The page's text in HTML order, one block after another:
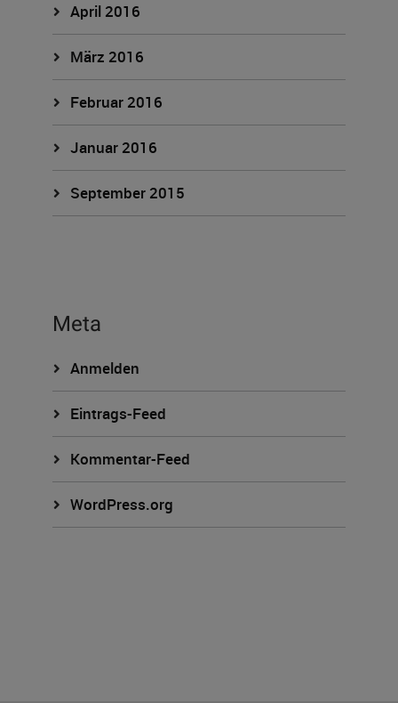
April 2016
März 2016
Februar 2016
Januar 2016
September 2015
Meta
Anmelden
Eintrags-Feed
Kommentar-Feed
WordPress.org